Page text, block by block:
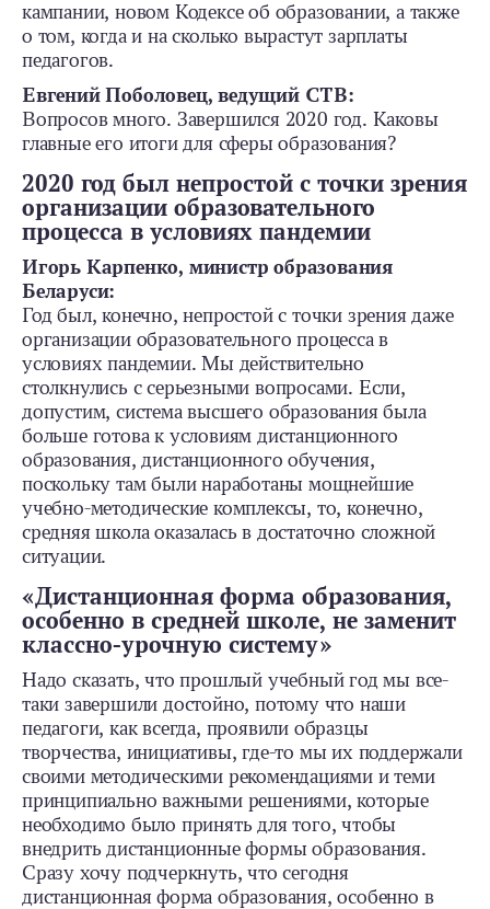
кампании, новом Кодексе об образовании, а также
о том, когда и на сколько вырастут зарплаты
педагогов.
Евгений Поболовец, ведущий СТВ:
Вопросов много. Завершился 2020 год. Каковы
главные его итоги для сферы образования?
2020 год был непростой с точки зрения
организации образовательного
процесса в условиях пандемии
Игорь Карпенко, министр образования
Беларуси:
Год был, конечно, непростой с точки зрения даже
организации образовательного процесса в
условиях пандемии. Мы действительно
столкнулись с серьезными вопросами. Если,
допустим, система высшего образования была
больше готова к условиям дистанционного
образования, дистанционного обучения,
поскольку там были наработаны мощнейшие
учебно-методические комплексы, то, конечно,
средняя школа оказалась в достаточно сложной
ситуации.
«Дистанционная форма образования,
особенно в средней школе, не заменит
классно-урочную систему»
Надо сказать, что прошлый учебный год мы все-
таки завершили достойно, потому что наши
педагоги, как всегда, проявили образцы
творчества, инициативы, где-то мы их поддержали
своими методическими рекомендациями и теми
принципиально важными решениями, которые
необходимо было принять для того, чтобы
внедрить дистанционные формы образования.
Сразу хочу подчеркнуть, что сегодня
дистанционная форма образования, особенно в